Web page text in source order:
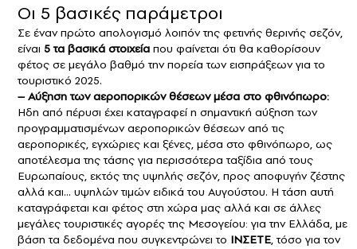
Οι 5 βασικές παράμετροι
Σε έναν πρώτο απολογισμό λοιπόν της φετινής θερινής σεζόν,
είναι 5 τα βασικά στοιχεία που φαίνεται ότι θα καθορίσουν
φέτος σε μεγάλο βαθμό την πορεία των εισπράξεων για το
τουριστικό 2025.
– Αύξηση των αεροπορικών θέσεων μέσα στο φθινόπωρο:
Ηδη από πέρυσι έχει καταγραφεί η σημαντική αύξηση των
προγραμματισμένων αεροπορικών θέσεων από τις
αεροπορικές, εγχώριες και ξένες, μέσα στο φθινόπωρο, ως
αποτέλεσμα της τάσης για περισσότερα ταξίδια από τους
Ευρωπαίους, εκτός της υψηλής σεζόν, προς αποφυγήν ζέστης
αλλά και… υψηλών τιμών ειδικά του Αυγούστου. Η τάση αυτή
καταγράφεται και φέτος στη χώρα μας αλλά και σε άλλες
μεγάλες τουριστικές αγορές της Μεσογείου: για την Ελλάδα, με
βάση τα δεδομένα που συγκεντρώνει το ΙΝΣΕΤΕ, τόσο για τον